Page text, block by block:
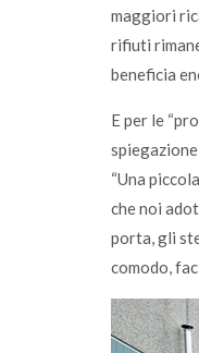
maggiori
rifiuti
beneficia
E per le
“Una
che noi
porta, gli
comodo,